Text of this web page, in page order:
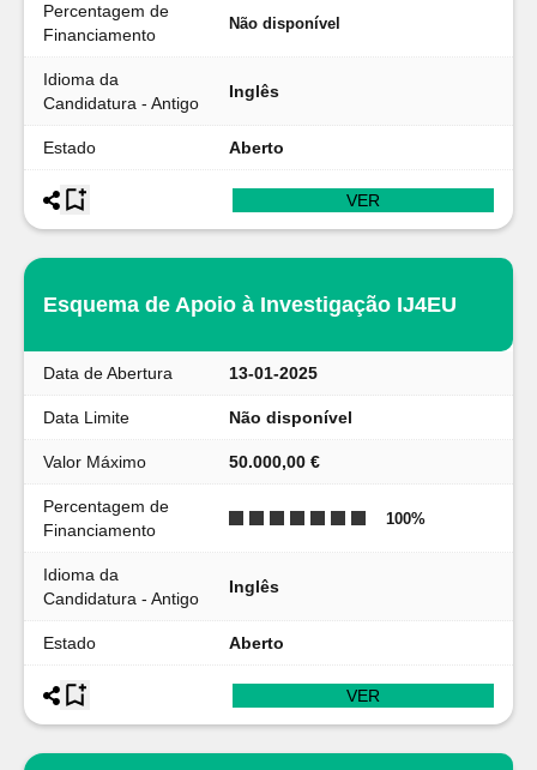
Percentagem de
Financiamento
Não disponível
Idioma da
Candidatura - Antigo
Inglês
Estado Aberto
VER
Esquema de Apoio à Investigação IJ4EU
Data de Abertura 13-01-2025
Data Limite Não disponível
Valor Máximo 50.000,00 €
Percentagem de
Financiamento
100%
Idioma da
Candidatura - Antigo
Inglês
Estado Aberto
VER